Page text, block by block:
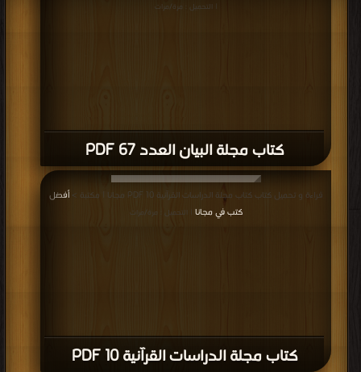
كتاب مجلة البيان العدد 67 PDF
| التحميل : مرة/مرات
كتاب مجلة الدراسات القرآنية 10 PDF
قراءة و تحميل كتاب كتاب مجلة الدراسات القرآنية 10 PDF مجانا | مكتبة >
أفضل
كتب في مجانا | التحميل : مرة/مرات